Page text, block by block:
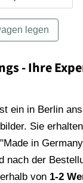
legen
- Ihre
ein in Berlin
Sie
in
nach der
von 1-2